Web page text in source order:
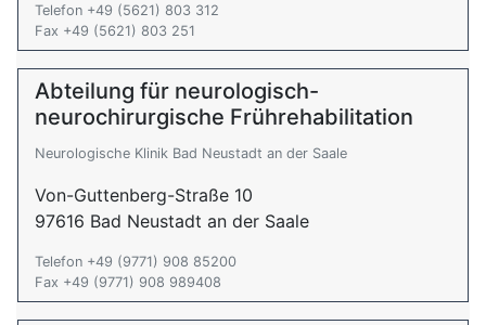
Telefon +49 (5621) 803 312
Fax +49 (5621) 803 251
Abteilung für neurologisch-
neurochirurgische Frührehabilitation
Neurologische Klinik Bad Neustadt an der Saale
Von-Guttenberg-Straße 10
97616 Bad Neustadt an der Saale
Telefon +49 (9771) 908 85200
Fax +49 (9771) 908 989408